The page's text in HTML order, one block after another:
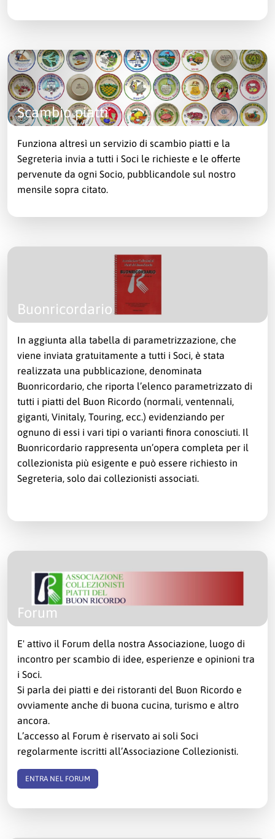
Scambio piatti
Funziona altresì un servizio di scambio piatti e la
Segreteria invia a tutti i Soci le richieste e le offerte
pervenute da ogni Socio, pubblicandole sul nostro
mensile sopra citato.
Buonricordario
In aggiunta alla tabella di parametrizzazione, che
viene inviata gratuitamente a tutti i Soci, è stata
realizzata una pubblicazione, denominata
Buonricordario, che riporta l’elenco parametrizzato di
tutti i piatti del Buon Ricordo (normali, ventennali,
giganti, Vinitaly, Touring, ecc.) evidenziando per
ognuno di essi i vari tipi o varianti finora conosciuti. Il
Buonricordario rappresenta un’opera completa per il
collezionista più esigente e può essere richiesto in
Segreteria, solo dai collezionisti associati.
Forum
E' attivo il Forum della nostra Associazione, luogo di
incontro per scambio di idee, esperienze e opinioni tra
i Soci.
Si parla dei piatti e dei ristoranti del Buon Ricordo e
ovviamente anche di buona cucina, turismo e altro
ancora.
L’accesso al Forum è riservato ai soli Soci
regolarmente iscritti all’Associazione Collezionisti.
ENTRA NEL FORUM